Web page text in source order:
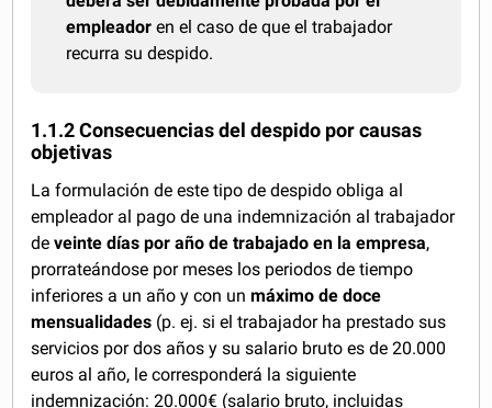
empleador en el caso de que el trabajador
recurra su despido.
1.1.2 Consecuencias del despido por causas
objetivas
La formulación de este tipo de despido obliga al
empleador al pago de una indemnización al trabajador
deveinte días por año de trabajado en la empresa,
prorrateándose por meses los periodos de tiempo
inferiores a un año y con unmáximo de doce
mensualidades (p. ej. si el trabajador ha prestado sus
servicios por dos años y su salario bruto es de 20.000
euros al año, le corresponderá la siguiente
indemnización: 20.000€ (salario bruto, incluidas